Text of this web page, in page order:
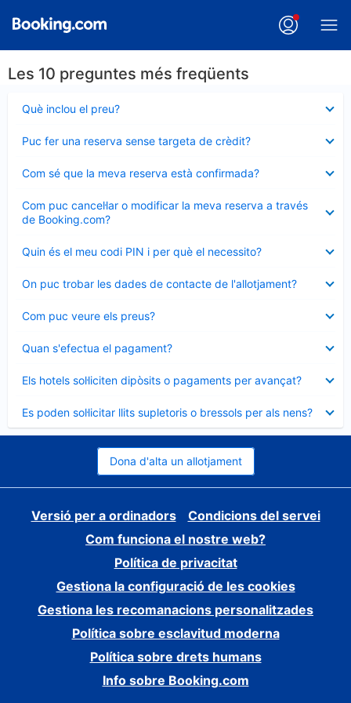
Les 10 preguntes més freqüents
Què inclou el preu?
tancat
Puc fer una reserva sense targeta de crèdit?
tancat
Com sé que la meva reserva està confirmada?
tancat
Com puc cancel·lar o modificar la meva reserva a través
de Booking.com?
tancat
Quin és el meu codi PIN i per què el necessito?
tancat
On puc trobar les dades de contacte de l'allotjament?
tancat
Com puc veure els preus?
tancat
Quan s'efectua el pagament?
tancat
Els hotels sol·liciten dipòsits o pagaments per avançat?
tancat
Es poden sol·licitar llits supletoris o bressols per als nens?
tancat
Dona d'alta un allotjament
Versió per a ordinadors
Condicions del servei
Com funciona el nostre web?
Política de privacitat
Gestiona la configuració de les cookies
Gestiona les recomanacions personalitzades
Política sobre esclavitud moderna
Política sobre drets humans
Info sobre Booking.com